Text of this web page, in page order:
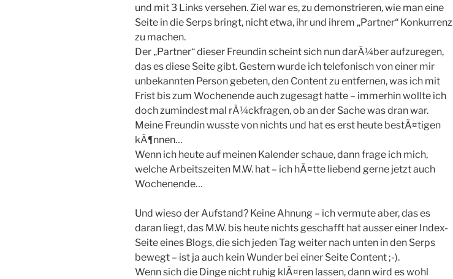
und mit 3 Links versehen. Ziel war es, zu demonstrieren, wie man eine
Seite in die Serps bringt, nicht etwa, ihr und ihrem „Partner“ Konkurrenz
zu machen.
Der „Partner“ dieser Freundin scheint sich nun darÃ¼ber aufzuregen,
das es diese Seite gibt. Gestern wurde ich telefonisch von einer mir
unbekannten Person gebeten, den Content zu entfernen, was ich mit
Frist bis zum Wochenende auch zugesagt hatte – immerhin wollte ich
doch zumindest mal rÃ¼ckfragen, ob an der Sache was dran war.
Meine Freundin wusste von nichts und hat es erst heute bestÃ¤tigen
kÃ¶nnen…
Wenn ich heute auf meinen Kalender schaue, dann frage ich mich,
welche Arbeitszeiten M.W. hat – ich hÃ¤tte liebend gerne jetzt auch
Wochenende…
Und wieso der Aufstand? Keine Ahnung – ich vermute aber, das es
daran liegt, das M.W. bis heute nichts geschafft hat ausser einer Index-
Seite eines Blogs, die sich jeden Tag weiter nach unten in den Serps
bewegt – ist ja auch kein Wunder bei einer Seite Content ;-).
Wenn sich die Dinge nicht ruhig klÃ¤ren lassen, dann wird es wohl